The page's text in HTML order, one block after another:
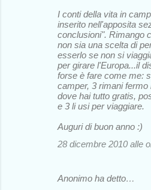
I conti della vita in
inserito nell'apposita
conclusioni". Rimango
non sia una scelta di
esserlo se non si
per girare l'Europa...il
forse è fare come me:
camper, 3 rimani
dove hai tutto gratis,
e 3 li usi per viaggiare.
Auguri di buon anno :)
28 dicembre 2010 alle
Anonimo ha detto…